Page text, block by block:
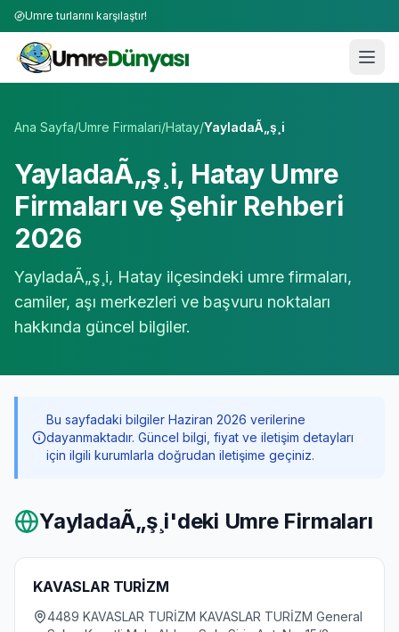
Umre turlarını karşılaştır!
Ana Sayfa/Umre Firmalari/Hatay/YayladaÃ„ş¸i
YayladaÃ„ş¸i, HatayUmre
Firmaları ve Şehir Rehberi
2026
YayladaÃ„ş¸i, Hatay ilçesindeki umre firmaları,
camiler, aşı merkezleri ve başvuru noktaları
hakkında güncel bilgiler.
Bu sayfadaki bilgiler Haziran 2026 verilerine
dayanmaktadır. Güncel bilgi, fiyat ve iletişim detayları
için ilgili kurumlarla doğrudan iletişime geçiniz.
YayladaÃ„ş¸i'deki Umre Firmaları
KAVASLAR TURİZM
4489 KAVASLAR TURİZM KAVASLAR TURİZM General